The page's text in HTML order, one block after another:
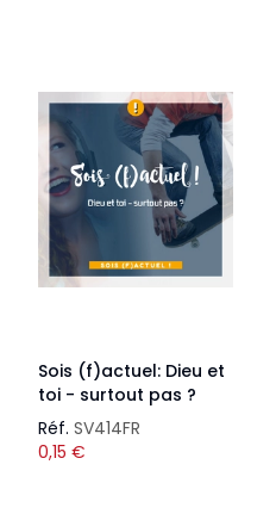
Sois (f)actuel: Dieu et
toi - surtout pas ?
Réf. SV414FR
0,15 €